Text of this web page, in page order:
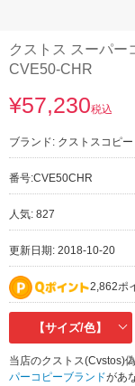
クストス スーパー
CVE50-CHR
¥57,230税込
ブランド: クストスコピー
番号:CVE50CHR
人気: 827
更新日期: 2018-10-20
2,862ポ
【サイズ/色】
当店のクストス(Cvstos)
パーコピーブランドがあ